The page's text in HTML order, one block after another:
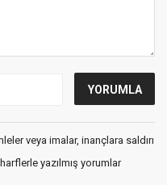
veya imalar, inançlara saldırı
yazılmış yorumlar